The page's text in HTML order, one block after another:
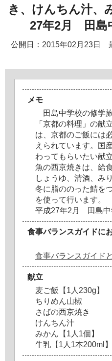
き、けんちん汁、
27年2月 田島
公開日：2015年02月23日
メモ
田島中学校の修学
「 京都の料理 」 の献
は
京都のご飯には
え られてい ま す。 国
わって も らいたい献
魚の西京焼き は 給
し ょ う ゆ 清酒 み り
冬に 脂ののった鯖を
を使って行い ま す。
平成27年2 月 田島中
食事バランスガイドに
食事バランスガイド
献立
麦ご飯 【 1 人 230g 】
ち り めん山椒
さ ばの西京焼き
けんち ん汁
みかん 【 1 人 1個 】
牛乳 【 1 人 1本200m 】